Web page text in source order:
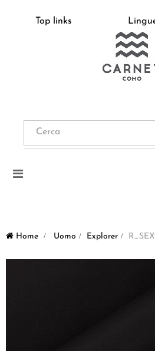
Top links
Navigazione
Home > Uomo > Explorer >